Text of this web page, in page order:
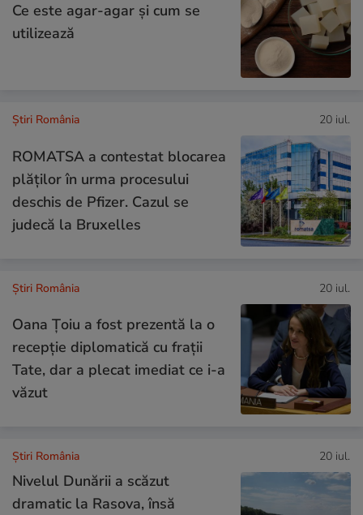
Ce este agar-agar și cum se
utilizează
Știri România 20 iul.
ROMATSA a contestat blocarea
plăţilor în urma procesului
deschis de Pfizer. Cazul se
judecă la Bruxelles
Știri România 20 iul.
Oana Țoiu a fost prezentă la o
recepție diplomatică cu frații
Tate, dar a plecat imediat ce i-a
văzut
Știri România 20 iul.
Nivelul Dunării a scăzut
dramatic la Rasova, însă